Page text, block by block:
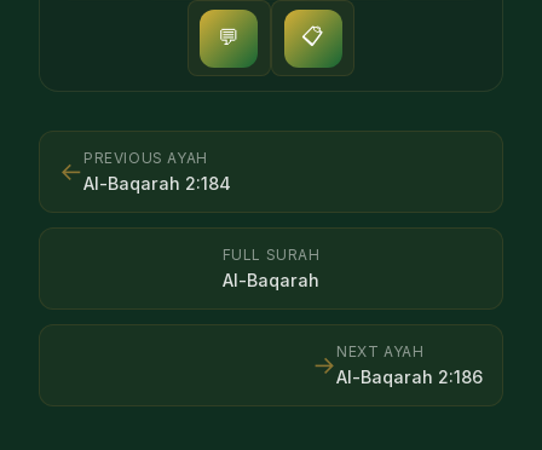
💬 📋
← PREVIOUS AYAH
Al-Baqarah 2:184
FULL SURAH
Al-Baqarah
NEXT AYAH
Al-Baqarah 2:186
→